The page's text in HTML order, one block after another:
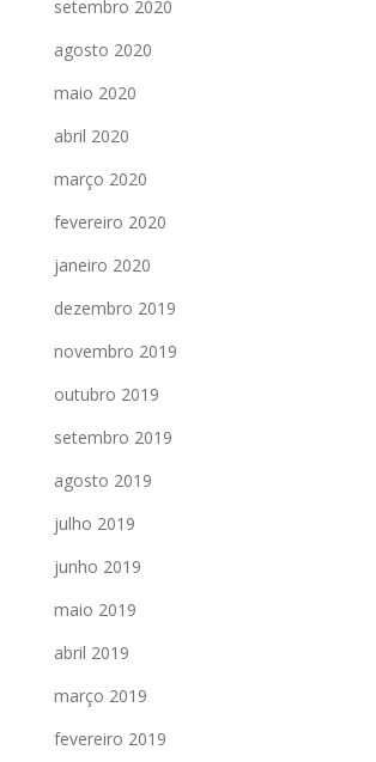
setembro 2020
agosto 2020
maio 2020
abril 2020
março 2020
fevereiro 2020
janeiro 2020
dezembro 2019
novembro 2019
outubro 2019
setembro 2019
agosto 2019
julho 2019
junho 2019
maio 2019
abril 2019
março 2019
fevereiro 2019